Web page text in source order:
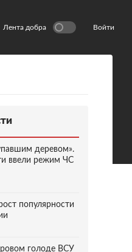
Лента добра Войти
деревом».
ввели режим ЧС
популярности
голоде ВСУ